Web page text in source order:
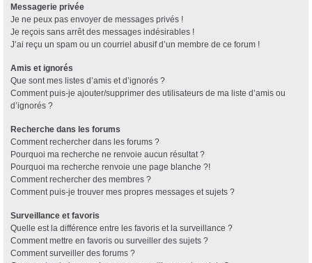
Messagerie privée
Je ne peux pas envoyer de messages privés !
Je reçois sans arrêt des messages indésirables !
J’ai reçu un spam ou un courriel abusif d’un membre de ce forum !
Amis et ignorés
Que sont mes listes d’amis et d’ignorés ?
Comment puis-je ajouter/supprimer des utilisateurs de ma liste d’amis ou
d’ignorés ?
Recherche dans les forums
Comment rechercher dans les forums ?
Pourquoi ma recherche ne renvoie aucun résultat ?
Pourquoi ma recherche renvoie une page blanche ?!
Comment rechercher des membres ?
Comment puis-je trouver mes propres messages et sujets ?
Surveillance et favoris
Quelle est la différence entre les favoris et la surveillance ?
Comment mettre en favoris ou surveiller des sujets ?
Comment surveiller des forums ?